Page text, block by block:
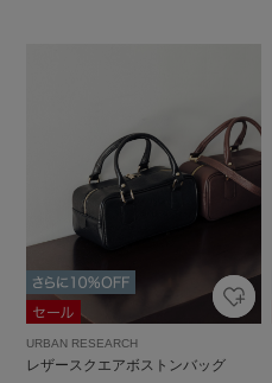
URBAN RESEARCH
レザースクエアボストンバッグ